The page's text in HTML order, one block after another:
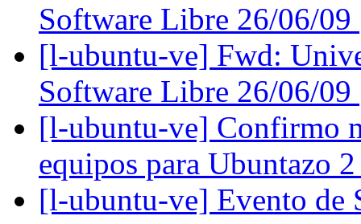
Software Libre 26/06/09
[l-ubuntu-ve] Fwd:
Software Libre 26/06/09
[l-ubuntu-ve] Confirmo
equipos para Ubuntazo
[l-ubuntu-ve] Evento de